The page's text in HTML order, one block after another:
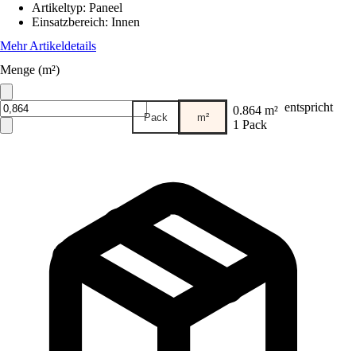
Artikeltyp: Paneel
Einsatzbereich: Innen
Mehr Artikeldetails
Menge (m²)
Pack m² 0.864 m² entspricht
1 Pack